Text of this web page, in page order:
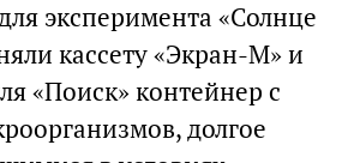
эксперимента «Солнце
кассету «Экран-М» и
«Поиск» контейнер с
долгое